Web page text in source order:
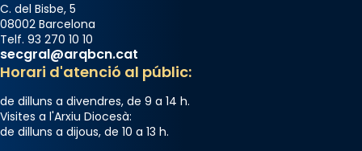
C. del Bisbe, 5
08002 Barcelona
Telf. 93 270 10 10
secgral@arqbcn.cat
Horari d'atenció al públic:
de dilluns a divendres, de 9 a 14 h.
Visites a l'Arxiu Diocesà:
de dilluns a dijous, de 10 a 13 h.